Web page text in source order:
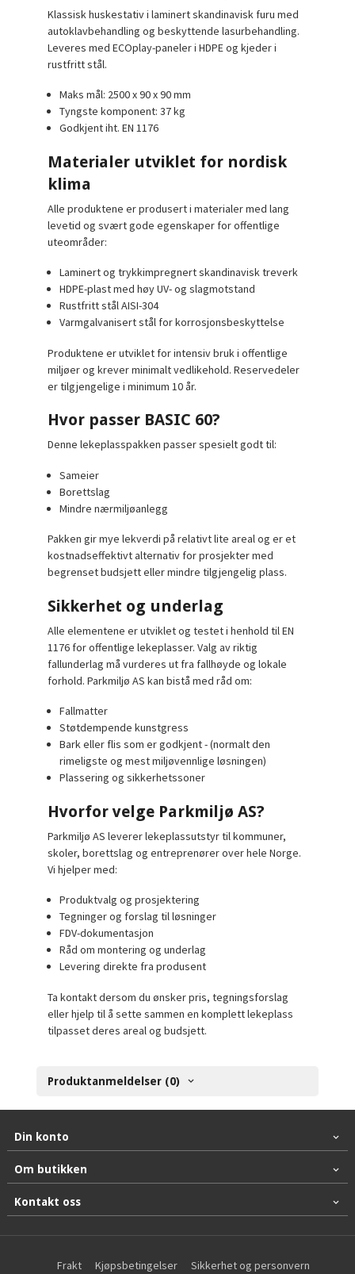
Klassisk huskestativ i laminert skandinavisk furu med
autoklavbehandling og beskyttende lasurbehandling.
Leveres med ECOplay-paneler i HDPE og kjeder i
rustfritt stål.
Maks mål: 2500 x 90 x 90 mm
Tyngste komponent: 37 kg
Godkjent iht. EN 1176
Materialer utviklet for nordisk
klima
Alle produktene er produsert i materialer med lang
levetid og svært gode egenskaper for offentlige
uteområder:
Laminert og trykkimpregnert skandinavisk treverk
HDPE-plast med høy UV- og slagmotstand
Rustfritt stål AISI-304
Varmgalvanisert stål for korrosjonsbeskyttelse
Produktene er utviklet for intensiv bruk i offentlige
miljøer og krever minimalt vedlikehold. Reservedeler
er tilgjengelige i minimum 10 år.
Hvor passer BASIC 60?
Denne lekeplasspakken passer spesielt godt til:
Sameier
Borettslag
Mindre nærmiljøanlegg
Pakken gir mye lekverdi på relativt lite areal og er et
kostnadseffektivt alternativ for prosjekter med
begrenset budsjett eller mindre tilgjengelig plass.
Sikkerhet og underlag
Alle elementene er utviklet og testet i henhold til EN
1176 for offentlige lekeplasser. Valg av riktig
fallunderlag må vurderes ut fra fallhøyde og lokale
forhold. Parkmiljø AS kan bistå med råd om:
Fallmatter
Støtdempende kunstgress
Bark eller flis som er godkjent - (normalt den
rimeligste og mest miljøvennlige løsningen)
Plassering og sikkerhetssoner
Hvorfor velge Parkmiljø AS?
Parkmiljø AS leverer lekeplassutstyr til kommuner,
skoler, borettslag og entreprenører over hele Norge.
Vi hjelper med:
Produktvalg og prosjektering
Tegninger og forslag til løsninger
FDV-dokumentasjon
Råd om montering og underlag
Levering direkte fra produsent
Ta kontakt dersom du ønsker pris, tegningsforslag
eller hjelp til å sette sammen en komplett lekeplass
tilpasset deres areal og budsjett.
Produktanmeldelser (0)
Din konto
Om butikken
Kontakt oss
Frakt Kjøpsbetingelser Sikkerhet og personvern